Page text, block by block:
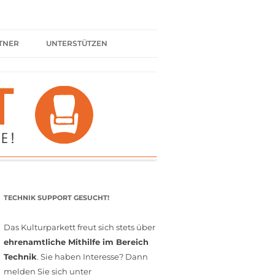
UNTERSTÜTZEN
SPENDEN
FÖRDERMITGLIED WERDEN
MITGLIEDSCHAFT
TECHNIK SUPPORT GESUCHT!
Das Kulturparkett freut sich stets über
ehrenamtliche Mithilfe im Bereich
Technik. Sie haben Interesse? Dann
melden Sie sich unter